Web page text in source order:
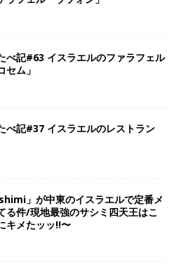
べ記#63 イスラエルのファラフェル
セム」
べ記#37 イスラエルのレストラン
」が中東のイスラエルで定番メ
る件/現地最強のサシミ四天王はこ
キメたッッ!!〜